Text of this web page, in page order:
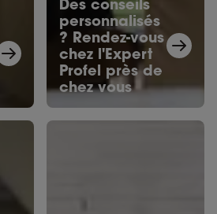
Des conseils
personnalisés
? Rendez-vous
chez l'Expert
Profel près de
chez vous